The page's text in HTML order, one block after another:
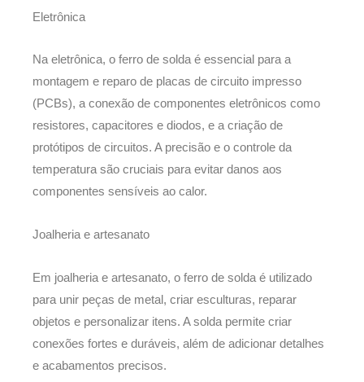
Eletrônica
Na eletrônica, o ferro de solda é essencial para a
montagem e reparo de placas de circuito impresso
(PCBs), a conexão de componentes eletrônicos como
resistores, capacitores e diodos, e a criação de
protótipos de circuitos. A precisão e o controle da
temperatura são cruciais para evitar danos aos
componentes sensíveis ao calor.
Joalheria e artesanato
Em joalheria e artesanato, o ferro de solda é utilizado
para unir peças de metal, criar esculturas, reparar
objetos e personalizar itens. A solda permite criar
conexões fortes e duráveis, além de adicionar detalhes
e acabamentos precisos.